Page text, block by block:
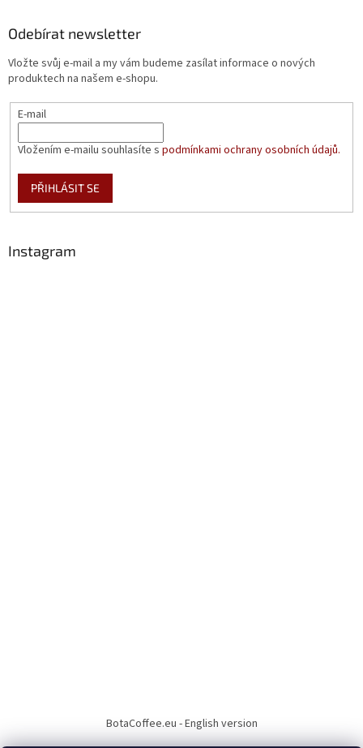
Odebírat newsletter
Vložte svůj e-mail a my vám budeme zasílat informace o nových
produktech na našem e-shopu.
E-mail
Vložením e-mailu souhlasíte s podmínkami ochrany osobních údajů.
PŘIHLÁSIT SE
Instagram
BotaCoffee.eu - English version